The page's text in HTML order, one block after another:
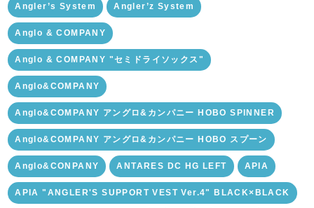
Angler’s System Angler’z System
Anglo & COMPANY
Anglo & COMPANY "セミドライソックス"
Anglo&COMPANY
Anglo&COMPANY アングロ&カンパニー HOBO SPINNER
Anglo&COMPANY アングロ&カンパニー HOBO スプーン
Anglo&CONPANY ANTARES DC HG LEFT APIA
APIA "ANGLER'S SUPPORT VEST Ver.4" BLACK×BLACK